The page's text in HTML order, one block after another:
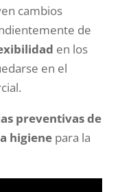
cambios
de
en los
en el
preventivas de
higienepara la